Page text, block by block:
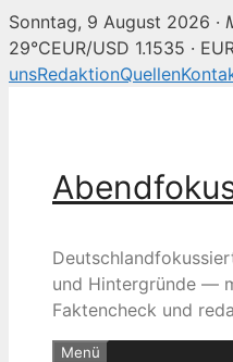
Sonntag, 9 August 2026 ·
29°CEUR/USD 1.1535 ·
unsRedaktionQuellen
und Hintergründe —
Faktencheck und
Menü